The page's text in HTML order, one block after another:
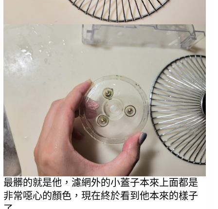
最髒的就是他，濾網外的小蓋子本來上面都是
非常噁心的顏色，現在終於看到他本來的樣子